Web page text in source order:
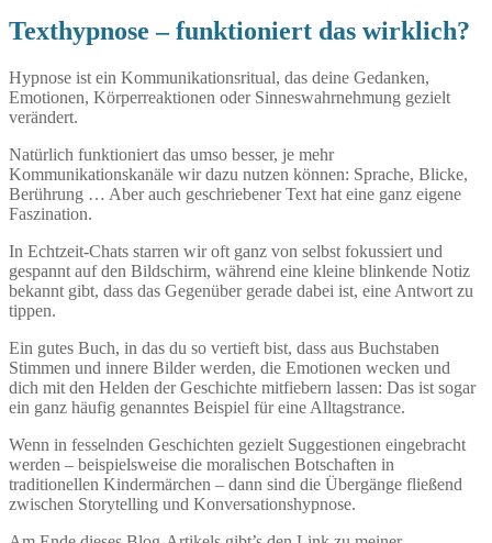
Texthypnose – funktioniert das wirklich?
Hypnose ist ein Kommunikationsritual, das deine Gedanken,
Emotionen, Körperreaktionen oder Sinneswahrnehmung gezielt
verändert.
Natürlich funktioniert das umso besser, je mehr
Kommunikationskanäle wir dazu nutzen können: Sprache, Blicke,
Berührung … Aber auch geschriebener Text hat eine ganz eigene
Faszination.
In Echtzeit-Chats starren wir oft ganz von selbst fokussiert und
gespannt auf den Bildschirm, während eine kleine blinkende Notiz
bekannt gibt, dass das Gegenüber gerade dabei ist, eine Antwort zu
tippen.
Ein gutes Buch, in das du so vertieft bist, dass aus Buchstaben
Stimmen und innere Bilder werden, die Emotionen wecken und
dich mit den Helden der Geschichte mitfiebern lassen: Das ist sogar
ein ganz häufig genanntes Beispiel für eine Alltagstrance.
Wenn in fesselnden Geschichten gezielt Suggestionen eingebracht
werden – beispielsweise die moralischen Botschaften in
traditionellen Kindermärchen – dann sind die Übergänge fließend
zwischen Storytelling und Konversationshypnose.